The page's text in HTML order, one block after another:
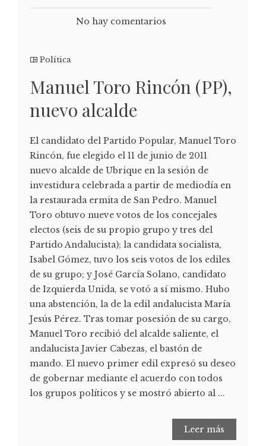
No hay comentarios
Política
Manuel Toro Rincón (PP),
nuevo alcalde
El candidato del Partido Popular, Manuel Toro
Rincón, fue elegido el 11 de junio de 2011
nuevo alcalde de Ubrique en la sesión de
investidura celebrada a partir de mediodía en
la restaurada ermita de San Pedro. Manuel
Toro obtuvo nueve votos de los concejales
electos (seis de su propio grupo y tres del
Partido Andalucista); la candidata socialista,
Isabel Gómez, tuvo los seis votos de los ediles
de su grupo; y José García Solano, candidato
de Izquierda Unida, se votó a sí mismo. Hubo
una abstención, la de la edil andalucista María
Jesús Pérez. Tras tomar posesión de su cargo,
Manuel Toro recibió del alcalde saliente, el
andalucista Javier Cabezas, el bastón de
mando. El nuevo primer edil expresó su deseo
de gobernar mediante el acuerdo con todos
los grupos políticos y se mostró abierto al ...
Leer más